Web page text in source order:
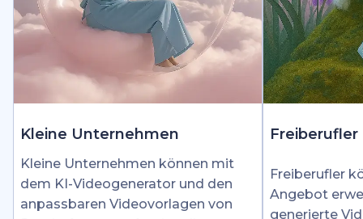
Kleine Unternehmen
Kleine Unternehmen können mit
dem KI-Videogenerator und den
anpassbaren Videovorlagen von
Freiberufler
Freiberufler
Angebot
generierte